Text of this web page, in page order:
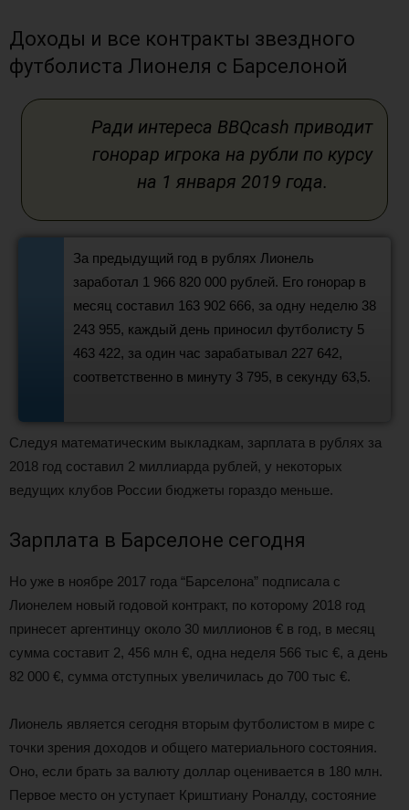
Доходы и все контракты звездного
футболиста Лионеля с Барселоной
Ради интереса BBQcash приводит
гонорар игрока на рубли по курсу
на 1 января 2019 года.
За предыдущий год в рублях Лионель
заработал 1 966 820 000 рублей. Его гонорар в
месяц составил 163 902 666, за одну неделю 38
243 955, каждый день приносил футболисту 5
463 422, за один час зарабатывал 227 642,
соответственно в минуту 3 795, в секунду 63,5.
Следуя математическим выкладкам, зарплата в рублях за
2018 год составил 2 миллиарда рублей, у некоторых
ведущих клубов России бюджеты гораздо меньше.
Зарплата в Барселоне сегодня
Но уже в ноябре 2017 года “Барселона” подписала с
Лионелем новый годовой контракт, по которому 2018 год
принесет аргентинцу около 30 миллионов € в год, в месяц
сумма составит 2, 456 млн €, одна неделя 566 тыс €, а день
82 000 €, сумма отступных увеличилась до 700 тыс €.
Лионель является сегодня вторым футболистом в мире с
точки зрения доходов и общего материального состояния.
Оно, если брать за валюту доллар оценивается в 180 млн.
Первое место он уступает Криштиану Роналду, состояние